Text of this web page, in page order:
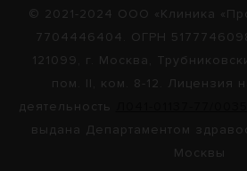
© 2021-2024 ООО «Клиника
7704446404. ОГРН
121099, г. Москва,
пом. II, ком. 8-12. Лицензия
деятельность
выдана Департаментом
Москвы